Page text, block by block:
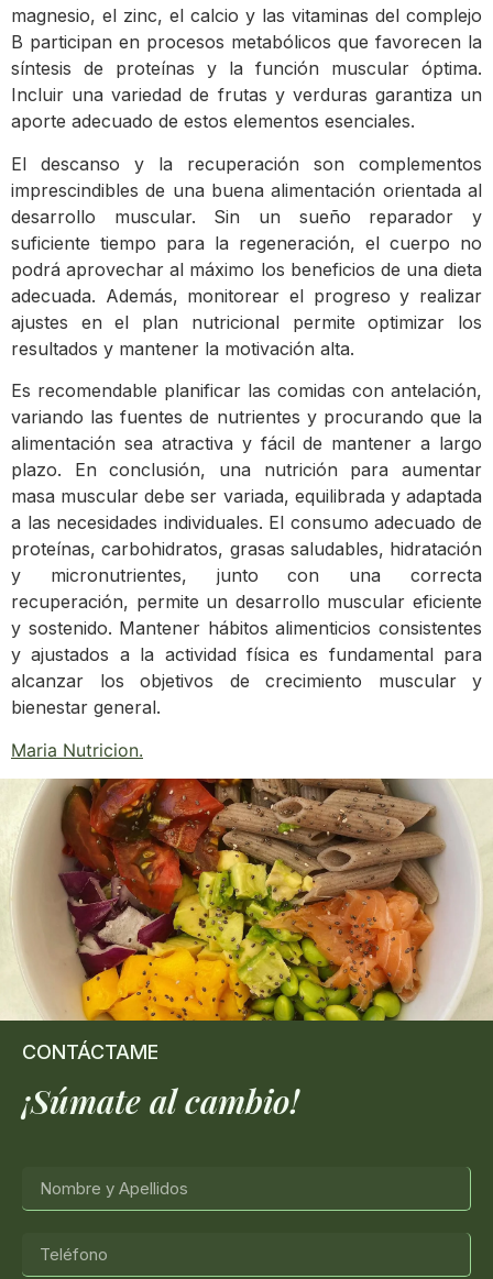
magnesio, el zinc, el calcio y las vitaminas del complejo
B participan en procesos metabólicos que favorecen la
síntesis de proteínas y la función muscular óptima.
Incluir una variedad de frutas y verduras garantiza un
aporte adecuado de estos elementos esenciales.
El descanso y la recuperación son complementos
imprescindibles de una buena alimentación orientada al
desarrollo muscular. Sin un sueño reparador y
suficiente tiempo para la regeneración, el cuerpo no
podrá aprovechar al máximo los beneficios de una dieta
adecuada. Además, monitorear el progreso y realizar
ajustes en el plan nutricional permite optimizar los
resultados y mantener la motivación alta.
Es recomendable planificar las comidas con antelación,
variando las fuentes de nutrientes y procurando que la
alimentación sea atractiva y fácil de mantener a largo
plazo. En conclusión, una nutrición para aumentar
masa muscular debe ser variada, equilibrada y adaptada
a las necesidades individuales. El consumo adecuado de
proteínas, carbohidratos, grasas saludables, hidratación
y micronutrientes, junto con una correcta
recuperación, permite un desarrollo muscular eficiente
y sostenido. Mantener hábitos alimenticios consistentes
y ajustados a la actividad física es fundamental para
alcanzar los objetivos de crecimiento muscular y
bienestar general.
Maria Nutricion.
CONTÁCTAME
¡Súmate al cambio!